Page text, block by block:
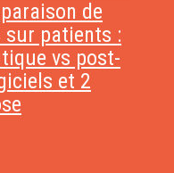
de
patients :
vs post-
et 2